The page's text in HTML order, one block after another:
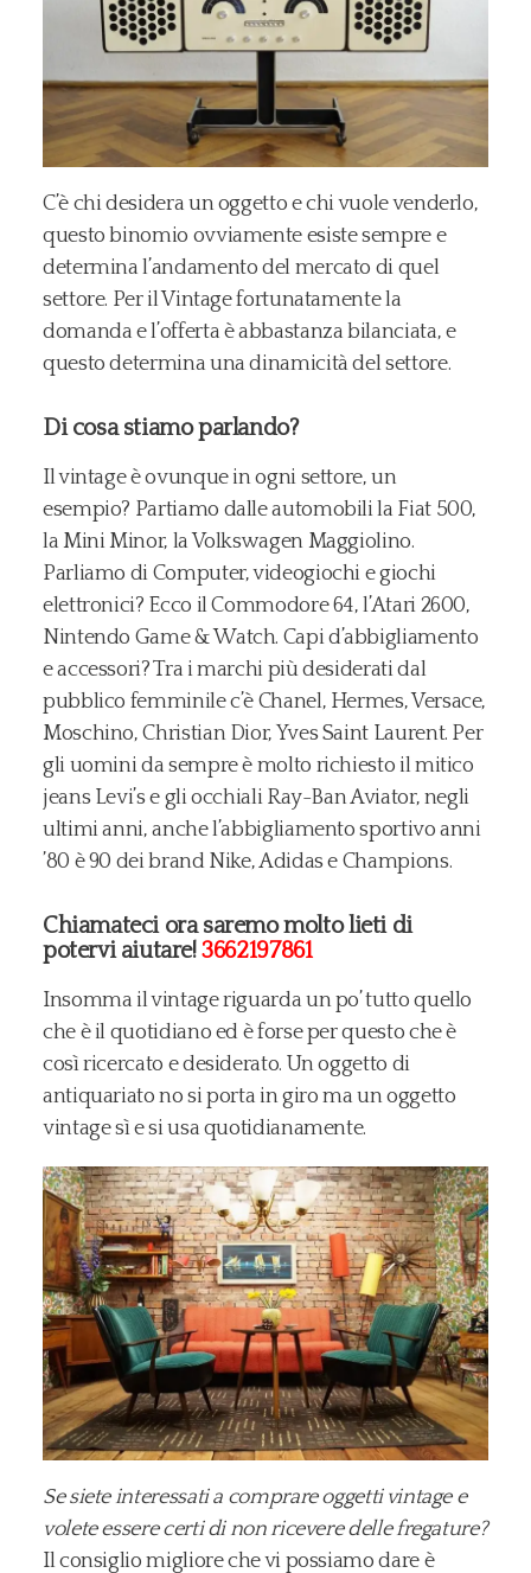
C’è chi desidera un oggetto e chi vuole venderlo,
questo binomio ovviamente esiste sempre e
determina l’andamento del mercato di quel
settore. Per il Vintage fortunatamente la
domanda e l’offerta è abbastanza bilanciata, e
questo determina una dinamicità del settore.
Di cosa stiamo parlando?
Il vintage è ovunque in ogni settore, un
esempio? Partiamo dalle automobili la Fiat 500,
la Mini Minor, la Volkswagen Maggiolino.
Parliamo di Computer, videogiochi e giochi
elettronici? Ecco il Commodore 64, l’Atari 2600,
Nintendo Game & Watch. Capi d’abbigliamento
e accessori? Tra i marchi più desiderati dal
pubblico femminile c’è Chanel, Hermes, Versace,
Moschino, Christian Dior, Yves Saint Laurent. Per
gli uomini da sempre è molto richiesto il mitico
jeans Levi’s e gli occhiali Ray-Ban Aviator, negli
ultimi anni, anche l’abbigliamento sportivo anni
’80 è 90 dei brand Nike, Adidas e Champions.
Chiamateci ora saremo molto lieti di
potervi aiutare!3662197861
Insomma il vintage riguarda un po’ tutto quello
che è il quotidiano ed è forse per questo che è
così ricercato e desiderato. Un oggetto di
antiquariato no si porta in giro ma un oggetto
vintage sì e si usa quotidianamente.
Se siete interessati a comprare oggetti vintage e
volete essere certi di non ricevere delle fregature?
Il consiglio migliore che vi possiamo dare è